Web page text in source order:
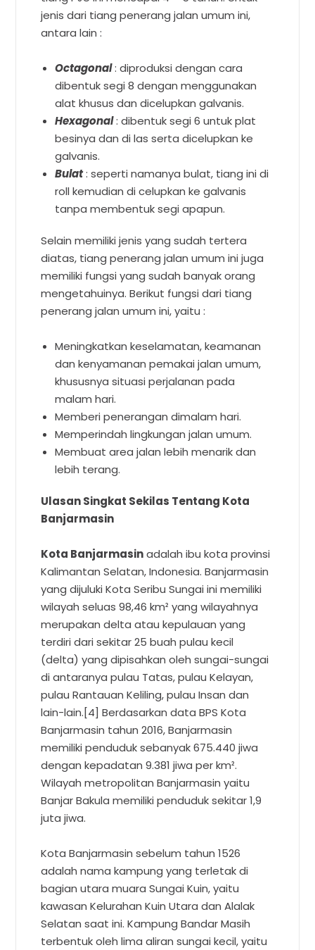
jenis dari tiang penerang jalan umum ini,
antara lain :
Octagonal: diproduksi dengan cara
dibentuk segi 8 dengan menggunakan
alat khusus dan dicelupkan galvanis.
Hexagonal: dibentuk segi 6 untuk plat
besinya dan di las serta dicelupkan ke
galvanis.
Bulat: seperti namanya bulat, tiang ini di
roll kemudian di celupkan ke galvanis
tanpa membentuk segi apapun.
Selain memiliki jenis yang sudah tertera
diatas, tiang penerang jalan umum ini juga
memiliki fungsi yang sudah banyak orang
mengetahuinya. Berikut fungsi dari tiang
penerang jalan umum ini, yaitu :
Meningkatkan keselamatan, keamanan
dan kenyamanan pemakai jalan umum,
khususnya situasi perjalanan pada
malam hari.
Memberi penerangan dimalam hari.
Memperindah lingkungan jalan umum.
Membuat area jalan lebih menarik dan
lebih terang.
Ulasan Singkat Sekilas Tentang Kota
Banjarmasin
Kota Banjarmasin adalah ibu kota provinsi
Kalimantan Selatan, Indonesia. Banjarmasin
yang dijuluki Kota Seribu Sungai ini memiliki
wilayah seluas 98,46 km² yang wilayahnya
merupakan delta atau kepulauan yang
terdiri dari sekitar 25 buah pulau kecil
(delta) yang dipisahkan oleh sungai-sungai
di antaranya pulau Tatas, pulau Kelayan,
pulau Rantauan Keliling, pulau Insan dan
lain-lain.[4] Berdasarkan data BPS Kota
Banjarmasin tahun 2016, Banjarmasin
memiliki penduduk sebanyak 675.440 jiwa
dengan kepadatan 9.381 jiwa per km².
Wilayah metropolitan Banjarmasin yaitu
Banjar Bakula memiliki penduduk sekitar 1,9
juta jiwa.
Kota Banjarmasin sebelum tahun 1526
adalah nama kampung yang terletak di
bagian utara muara Sungai Kuin, yaitu
kawasan Kelurahan Kuin Utara dan Alalak
Selatan saat ini. Kampung Bandar Masih
terbentuk oleh lima aliran sungai kecil, yaitu